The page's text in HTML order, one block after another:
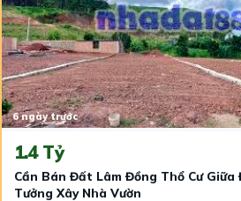
6 ngày trước
1.4 Tỷ
Cần Bán Đất Lâm Đồng Thổ Cư Giữa
Tưởng Xây Nhà Vườn